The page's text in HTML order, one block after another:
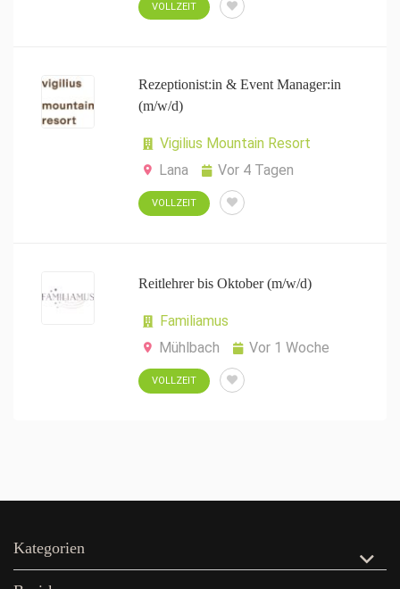
VOLLZEIT
Rezeptionist:in & Event Manager:in
(m/w/d)
Vigilius Mountain Resort
Lana
Vor 4 Tagen
VOLLZEIT
Reitlehrer bis Oktober (m/w/d)
Familiamus
Mühlbach
Vor 1 Woche
VOLLZEIT
Kategorien